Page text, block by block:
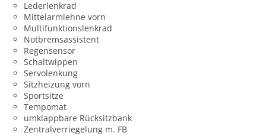
Lederlenkrad
Mittelarmlehne vorn
Multifunktionslenkrad
Notbremsassistent
Regensensor
Schaltwippen
Servolenkung
Sitzheizung vorn
Sportsitze
Tempomat
umklappbare Rücksitzbank
Zentralverriegelung m. FB